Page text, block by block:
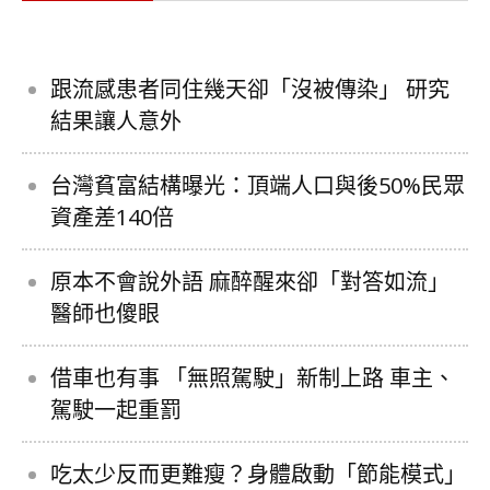
跟流感患者同住幾天卻「沒被傳染」 研究
結果讓人意外
台灣貧富結構曝光：頂端人口與後50%民眾
資產差140倍
原本不會說外語 麻醉醒來卻「對答如流」
醫師也傻眼
借車也有事 「無照駕駛」新制上路 車主、
駕駛一起重罰
吃太少反而更難瘦？身體啟動「節能模式」